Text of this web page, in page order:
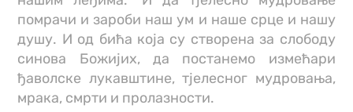
помрачи и зароби наш ум и наше срце и нашу
душу. И од бића која су створена за слободу
синова Божијих, да постанемо измећари
ђаволске лукавштине, тјелесног мудровања,
мрака, смрти и пролазности.